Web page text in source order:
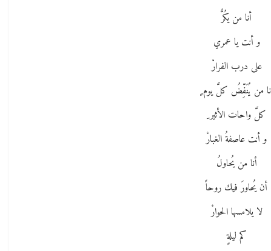
أنا من يكُرُّ
و أنت يا عمري
على درب الفرارْ
من يُنَفِّضُ كلَّ يوم
كلَّ واحات الأثير ِ
و أنت عاصفةُ الغبارْ
أنا من يُحاولُ
أن يُحاورَ فيك روحاً
لا يلامسها الحوارْ
كم ليلةٍ